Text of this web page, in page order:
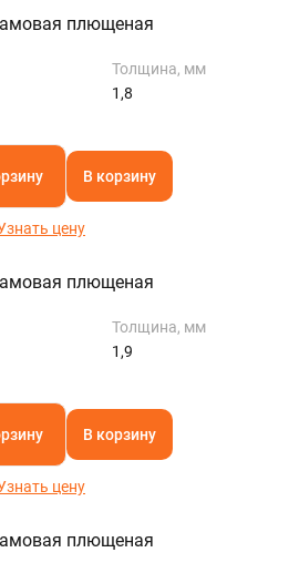
плющеная
Толщина, мм
1,8
В корзину
цену
плющеная
Толщина, мм
1,9
В корзину
цену
плющеная